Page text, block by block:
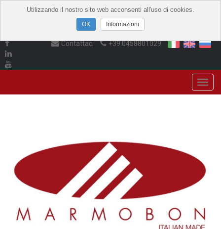
Contattaci +39.0458801029
Utilizzando il nostro sito web acconsenti all'uso di cookies.
Informazioni